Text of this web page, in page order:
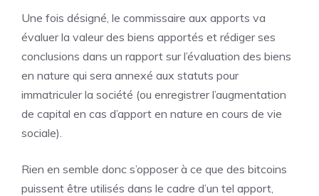
Une fois désigné, le commissaire aux apports va
évaluer la valeur des biens apportés et rédiger ses
conclusions dans un rapport sur l’évaluation des biens
en nature qui sera annexé aux statuts pour
immatriculer la société (ou enregistrer l’augmentation
de capital en cas d’apport en nature en cours de vie
sociale).
Rien en semble donc s’opposer à ce que des bitcoins
puissent être utilisés dans le cadre d’un tel apport,